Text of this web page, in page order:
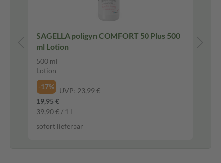
SAGELLA poligyn COMFORT 50 Plus 500
ml Lotion
500 ml
Lotion
-17%
UVP: 23,99 €
19,95 €
39,90 € / 1 l
sofort lieferbar